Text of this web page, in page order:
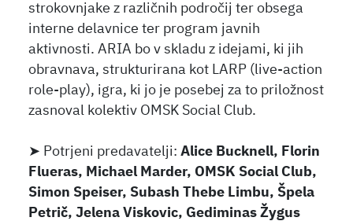
strokovnjake z različnih področij ter obsega
interne delavnice ter program javnih
aktivnosti. ARIA bo v skladu z idejami, ki jih
obravnava, strukturirana kot LARP (live-action
role-play), igra, ki jo je posebej za to priložnost
zasnoval kolektiv OMSK Social Club.
➤ Potrjeni predavatelji:Alice Bucknell, Florin
Flueras, Michael Marder, OMSK Social Club,
Simon Speiser, Subash Thebe Limbu, Špela
Petrič, Jelena Viskovic, Gediminas Žygus